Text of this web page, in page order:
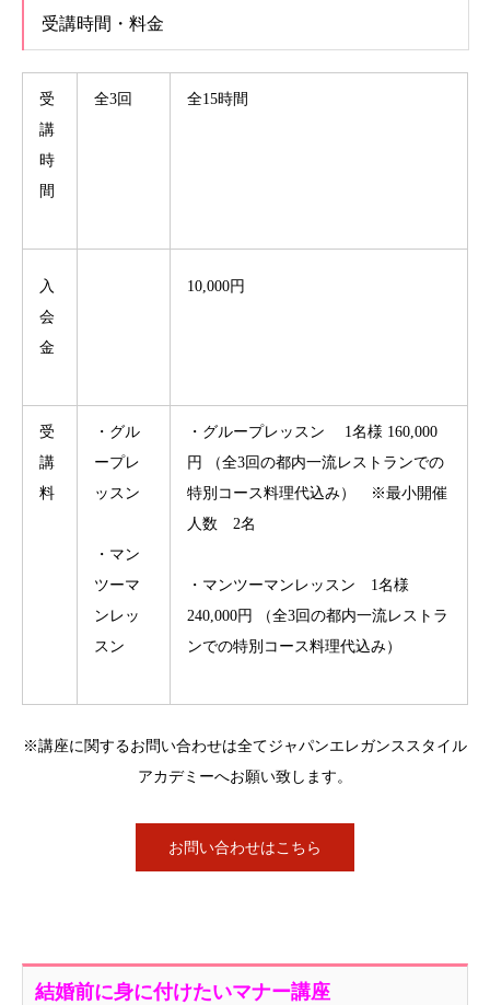
受講時間・料金
受
講
時
間
全3回 全15時間
入
会
金
10,000円
受
講
料
・グル
ープレ
ッスン
・マン
ツーマ
ンレッ
スン
・グループレッスン 1名様 160,000
円 （全3回の都内一流レストランでの
特別コース料理代込み） ※最小開催
人数 2名
・マンツーマンレッスン 1名様
240,000円 （全3回の都内一流レストラ
ンでの特別コース料理代込み）
※講座に関するお問い合わせは全てジャパンエレガンススタイル
アカデミーへお願い致します。
お問い合わせはこちら
結婚前に身に付けたいマナー講座